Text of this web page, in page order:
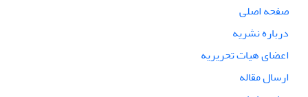
صفحه اصلی
درباره نشریه
اعضای هیات تحریریه
ارسال مقاله